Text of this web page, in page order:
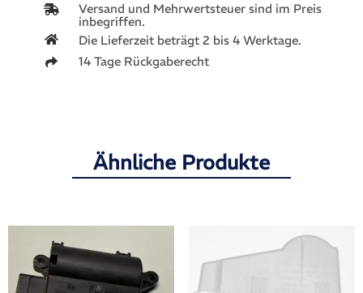
Versand und Mehrwertsteuer sind im Preis
inbegriffen.
Die Lieferzeit beträgt 2 bis 4 Werktage.
14 Tage Rückgaberecht
Ähnliche Produkte